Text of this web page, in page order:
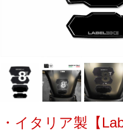
・イタリア製【